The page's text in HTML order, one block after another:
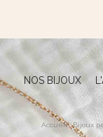
NOS BIJOUX
Accueil- Bijoux